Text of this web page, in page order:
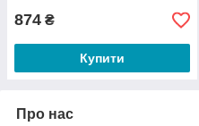
874 ₴
Купити
Про нас